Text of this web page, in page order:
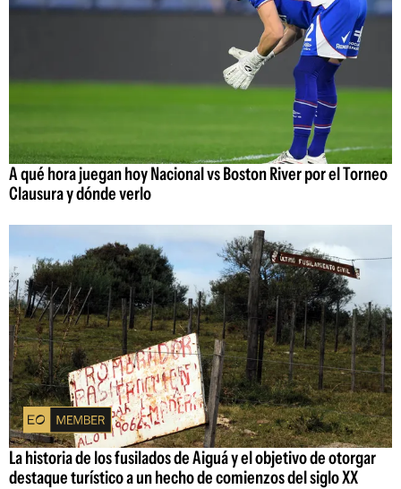
A qué hora juegan hoy Nacional vs Boston River por el Torneo
Clausura y dónde verlo
La historia de los fusilados de Aiguá y el objetivo de otorgar
destaque turístico a un hecho de comienzos del siglo XX